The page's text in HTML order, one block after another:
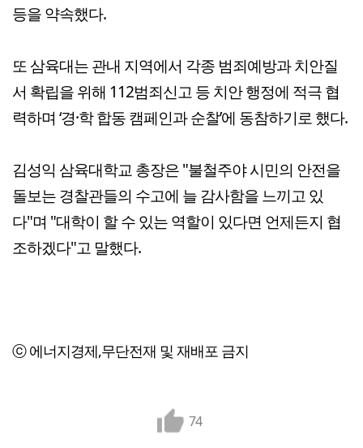
등을 약속했다.
또 삼육대는 관내 지역에서 각종 범죄예방과 치안질
서 확립을 위해 112범죄신고 등 치안 행정에 적극 협
력하며 ‘경·학 합동 캠페인과 순찰’에 동참하기로 했다.
김성익 삼육대학교 총장은 "불철주야 시민의 안전을
돌보는 경찰관들의 수고에 늘 감사함을 느끼고 있
다"며 "대학이 할 수 있는 역할이 있다면 언제든지 협
조하겠다"고 말했다.
ⓒ 에너지경제,무단전재 및 재배포 금지
74